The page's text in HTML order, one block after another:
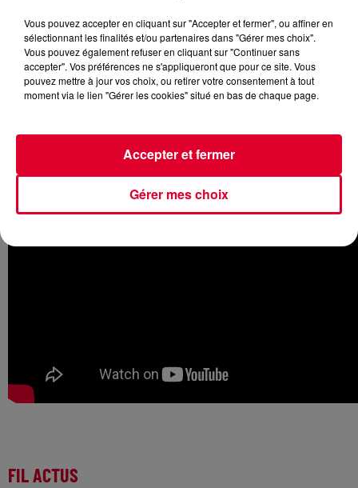
Le résident Radio FG nous dévoile un titre plutôt réussi
propose de découvrir au passage le clip officiel deWaiting:
FIL ACTUS
Vous pouvez accepter en cliquant sur "Accepter et fermer", ou affiner en
sélectionnant les finalités et/ou partenaires dans "Gérer mes choix".
Vous pouvez également refuser en cliquant sur "Continuer sans
accepter". Vos préférences ne s'appliqueront que pour ce site. Vous
pouvez mettre à jour vos choix, ou retirer votre consentement à tout
moment via le lien "Gérer les cookies" situé en bas de chaque page.
Gérer mes choix
Accepter et fermer